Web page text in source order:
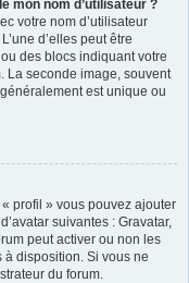
mon nom d’utilisateur ?
votre nom d’utilisateur
d’elles peut être
des blocs indiquant votre
La seconde image, souvent
est unique ou
profil » vous pouvez ajouter
suivantes : Gravatar,
peut activer ou non les
disposition. Si vous ne
du forum.